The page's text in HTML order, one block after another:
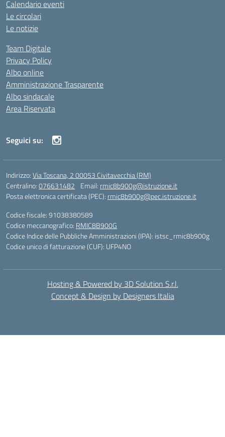
Calendario eventi
Le circolari
Le notizie
Team Digitale
Privacy Policy
Albo online
Amministrazione Trasparente
Albo sindacale
Area Riservata
Seguici su:
Indirizzo:Via Toscana, 2 00053 Civitavecchia (RM)
Centralino:076631482 Email: rmic8b900g@istruzione.it
Posta elettronica certificata (PEC): rmic8b900g@pec.istruzione.it
Codice fiscale: 91038380589
Codice meccanografico: RMIC8B900G
Codice Indice delle Pubbliche Amministrazioni (IPA): istsc_rmic8b900g
Codice unico di fatturazione (CUF): UFP4NO
Hosting & Powered by 3D Solution S.r.l.
Concept & Design by Designers Italia